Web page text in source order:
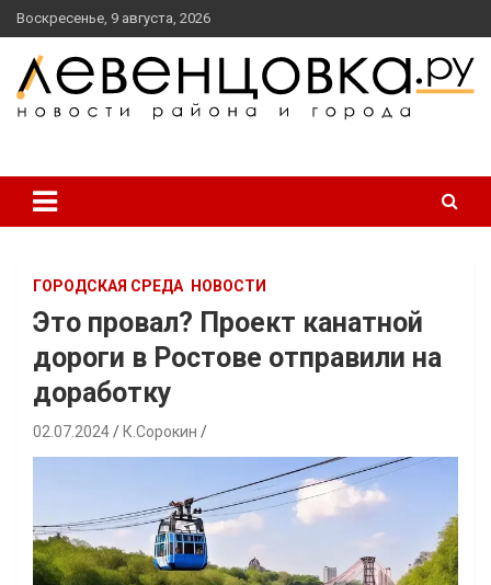
перейти
к
содержанию
Воскресенье, 9 августа, 2026
ГОРОДСКАЯ СРЕДА НОВОСТИ
Это провал? Проект канатной
дороги в Ростове отправили на
доработку
02.07.2024 К.Сорокин